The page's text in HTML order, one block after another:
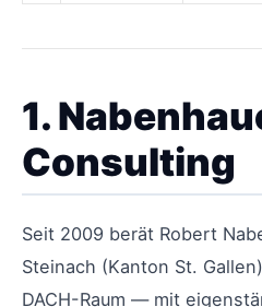
1.
Consulting
Seit 2009 berät Robert
Steinach (Kanton St.
DACH-Raum — mit